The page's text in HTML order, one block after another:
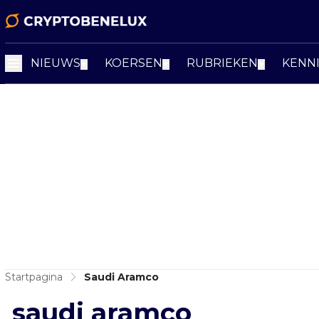
NIEUWS KOERSEN RUBRIEKEN
Startpagina Saudi Aramco
saudi aramco